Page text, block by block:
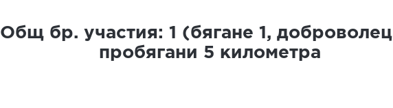
Общ бр. участия: 1 (бягане 1 , доброволец
пробягани 5 километра